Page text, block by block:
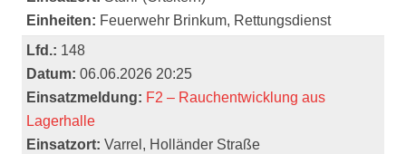
Einheiten: Feuerwehr Brinkum, Rettungsdienst
Lfd.: 148
Datum: 06.06.2026 20:25
Einsatzmeldung: F2 – Rauchentwicklung aus
Lagerhalle
Einsatzort: Varrel, Holländer Straße